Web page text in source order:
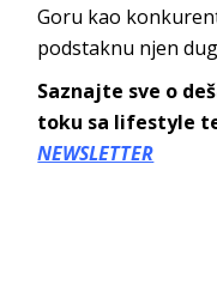
Goru kao
podstaknu njen
Saznajte sve o
toku sa lifestyle
NEWSLETTER